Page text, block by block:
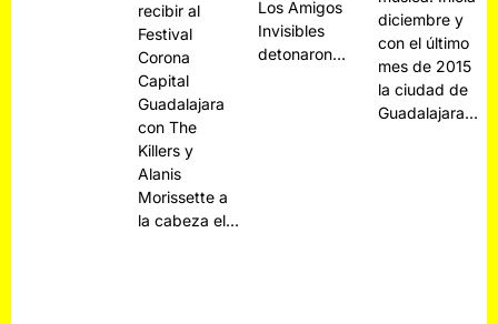
recibir al
Festival
Corona
Capital
Guadalajara
con The
Killers y
Alanis
Morissette a
la cabeza el…
Los Amigos
Invisibles
detonaron…
diciembre y
con el último
mes de 2015
la ciudad de
Guadalajara…